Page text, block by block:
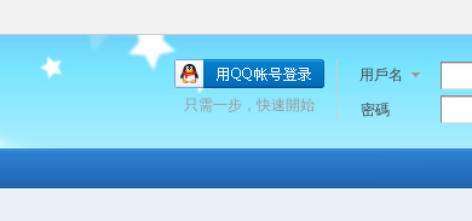
用戶名
密碼
只需一步，快速開始